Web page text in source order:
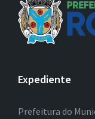
Expediente
Prefeitura do